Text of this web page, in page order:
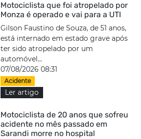
Motociclista que foi atropelado por
Monza é operado e vai para a UTI
Gilson Faustino de Souza, de 51 anos,
está internado em estado grave após
ter sido atropelado por um
automóvel...
07/08/2026 08:31
Acidente
Ler artigo
Motociclista de 20 anos que sofreu
acidente no mês passado em
Sarandi morre no hospital